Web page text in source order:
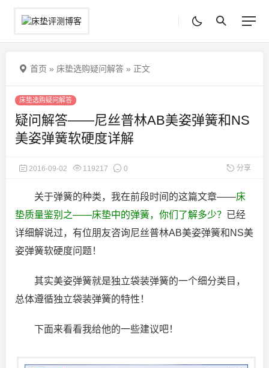
首页 » 床垫选购疑问解答 » 正文
床垫选购疑问解答
疑问解答——尼丝普林AB美姿弹簧和NS
美姿弹簧软硬度详解
2016-09-02 119217 0 分享
关于弹簧的种类，我在前段时间的这篇文章——床
垫质量鉴别之——床垫中的弹簧，你们了解多少？ 已经
详细解说过，有位朋友咨询尼丝普林AB美姿弹簧和NS美
姿弹簧软硬度问题！
其实美姿弹簧就是独立袋装弹簧的一个细分类目，
总体遵循独立袋装弹簧的特性！
下面来看看我给他的一些建议吧！